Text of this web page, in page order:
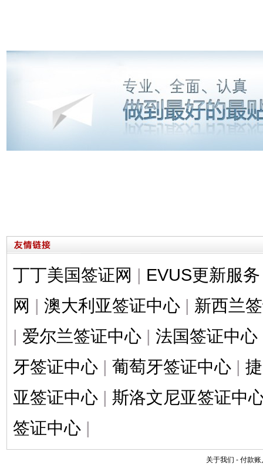
丁丁美国签证网 | EVUS更新服务
网 | 澳大利亚签证中心 | 新西兰
| 爱尔兰签证中心 | 法国签证中心
牙签证中心 | 葡萄牙签证中心 |
亚签证中心 | 斯洛文尼亚签证中
签证中心 |
关于我们 - 付款账